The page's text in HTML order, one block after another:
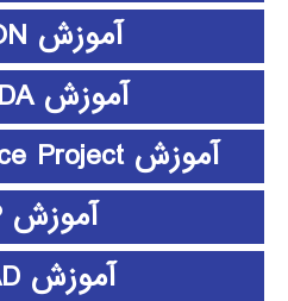
آموزش LUMION
آموزش MAXQDA
آموزش Microsoft Office Project
آموزش PHP
آموزش PSCAD